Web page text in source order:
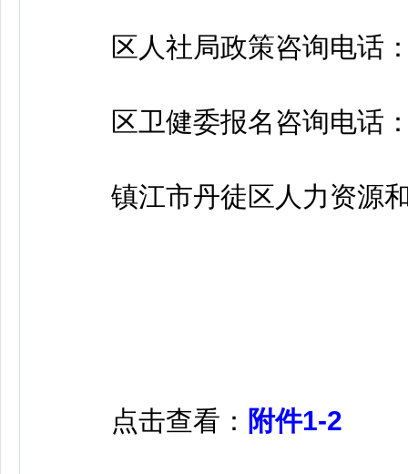
区人社局政策咨询电话
区卫健委报名咨询电话：
镇江市丹徒区人力资源
点击查看： 附件1-2